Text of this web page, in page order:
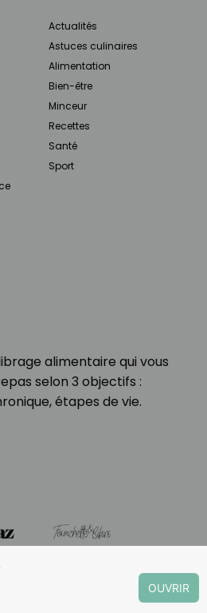
alimentaire qui vous
selon 3 objectifs :
étapes de vie.
Actualités
Astuces culinaires
Alimentation
Bien-être
Minceur
Recettes
Santé
Sport
OUVRIR